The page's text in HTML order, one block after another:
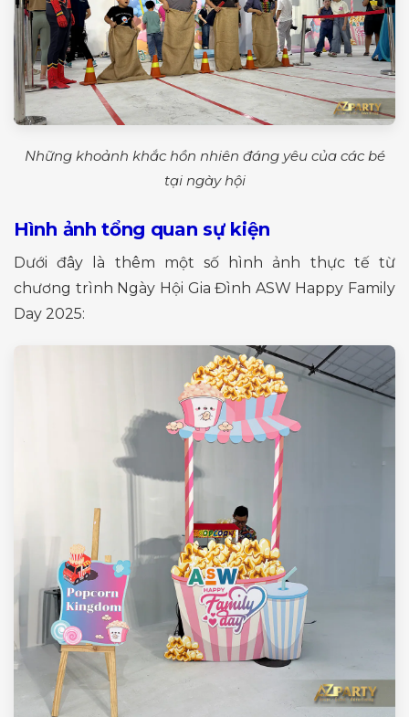
Những khoảnh khắc hồn nhiên đáng yêu của các bé
tại ngày hội
Hình ảnh tổng quan sự kiện
Dưới đây là thêm một số hình ảnh thực tế từ
chương trình Ngày Hội Gia Đình ASW Happy Family
Day 2025: